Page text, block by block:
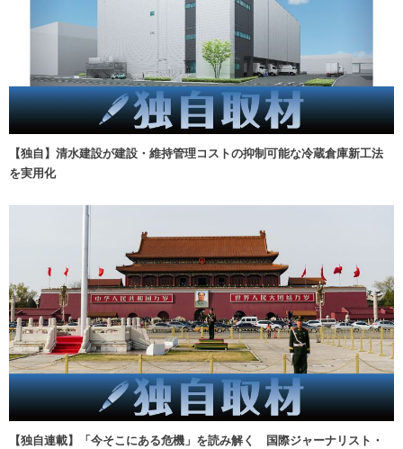
【独自】清水建設が建設・維持管理コストの抑制可能な冷蔵倉庫新工法
を実用化
【独自連載】「今そこにある危機」を読み解く 国際ジャーナリスト・